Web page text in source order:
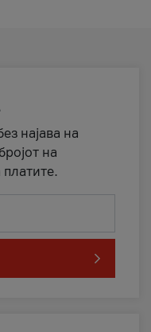
најава на
на
платите.